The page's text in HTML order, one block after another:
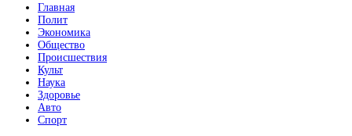
Главная
Полит
Экономика
Общество
Происшествия
Культ
Наука
Здоровье
Авто
Спорт